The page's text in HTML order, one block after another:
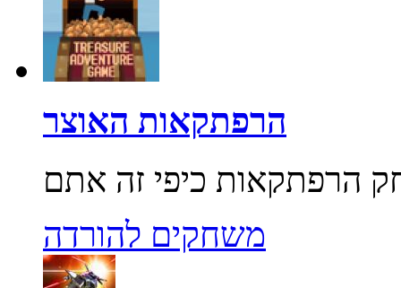
הרפתקאות האוצר
משחקים להורדה